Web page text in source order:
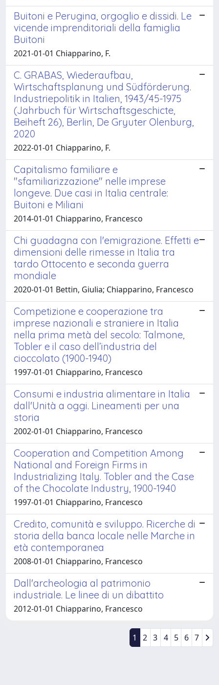
Buitoni e Perugina, orgoglio e dissidi. Le
vicende imprenditoriali della famiglia
Buitoni
2021-01-01 Chiapparino, F.
C. GRABAS, Wiederaufbau,
Wirtschaftsplanung und Südförderung.
Industriepolitik in Italien, 1943/45-1975
(Jahrbuch für Wirtschaftsgeschicte,
Beiheft 26), Berlin, De Gryuter Olenburg,
2020
2022-01-01 Chiapparino, F.
Capitalismo familiare e
"sfamiliarizzazione" nelle imprese
longeve. Due casi in Italia centrale:
Buitoni e Miliani
2014-01-01 Chiapparino, Francesco
Chi guadagna con l'emigrazione. Effetti e
dimensioni delle rimesse in Italia tra
tardo Ottocento e seconda guerra
mondiale
2020-01-01 Bettin, Giulia; Chiapparino, Francesco
Competizione e cooperazione tra
imprese nazionali e straniere in Italia
nella prima metà del secolo: Talmone,
Tobler e il caso dell’industria del
cioccolato (1900-1940)
1997-01-01 Chiapparino, Francesco
Consumi e industria alimentare in Italia
dall'Unità a oggi. Lineamenti per una
storia
2002-01-01 Chiapparino, Francesco
Cooperation and Competition Among
National and Foreign Firms in
Industrializing Italy. Tobler and the Case
of the Chocolate Industry, 1900-1940
1997-01-01 Chiapparino, Francesco
Credito, comunità e sviluppo. Ricerche di
storia della banca locale nelle Marche in
età contemporanea
2008-01-01 Chiapparino, Francesco
Dall'archeologia al patrimonio
industriale. Le linee di un dibattito
2012-01-01 Chiapparino, Francesco
1 2 3 4 5 6 7